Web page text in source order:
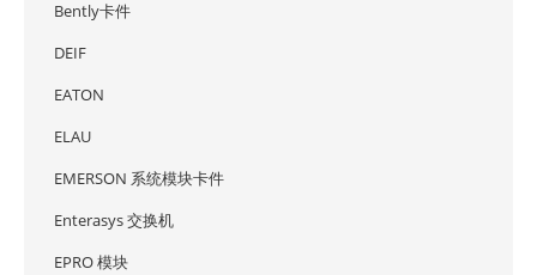
Bently卡件
DEIF
EATON
ELAU
EMERSON 系统模块卡件
Enterasys 交换机
EPRO 模块